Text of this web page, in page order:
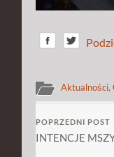
Aktualności,
POPRZEDNI POST
INTENCJE